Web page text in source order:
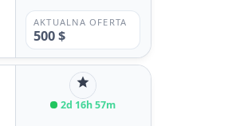
AKTUALNA OFERTA
500 $
star
2d 16h 57m